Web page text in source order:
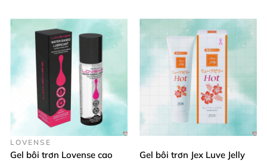
LOVENSE
Gel bôi trơn Lovense cao
Gel bôi trơn Jex Luve Jelly